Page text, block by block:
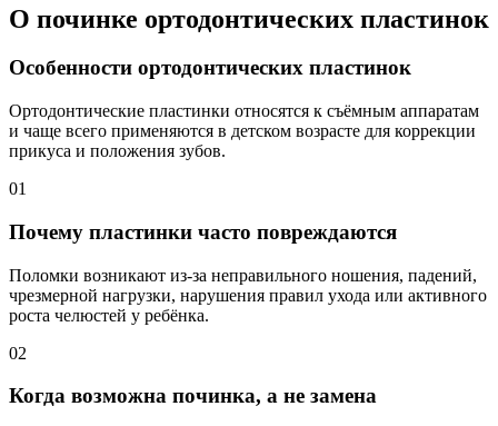
О починке ортодонтических пластинок
Особенности ортодонтических пластинок
Ортодонтические пластинки относятся к съёмным аппаратам
и чаще всего применяются в детском возрасте для коррекции
прикуса и положения зубов.
01
Почему пластинки часто повреждаются
Поломки возникают из-за неправильного ношения, падений,
чрезмерной нагрузки, нарушения правил ухода или активного
роста челюстей у ребёнка.
02
Когда возможна починка, а не замена